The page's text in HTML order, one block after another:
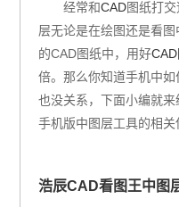
经常和CAD图纸打
层无论是在绘图还是看
的CAD图纸中，用好
倍。那么你知道手机中
也没关系，下面小编就
手机版中图层工具的相关
浩辰CAD看图王中图